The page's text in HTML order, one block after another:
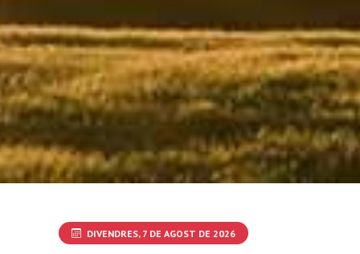
DIVENDRES, 7 DE AGOST DE 2026